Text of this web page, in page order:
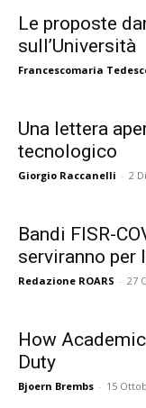
Le proposte
sull’Università
Francescomaria
Una lettera
tecnologico
Giorgio Raccanelli - 2
Bandi FISR-
serviranno per
Redazione ROARS - 27
How
Duty
Bjoern Brembs - 15